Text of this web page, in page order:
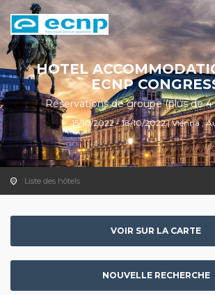
HOTEL
ECNP
Réservations de groupe (plus de
15/10/2022 - 18/10/2022 | Vienna ,
Liste des hôtels
VOIR SUR LA CARTE
NOUVELLE RECHERCHE